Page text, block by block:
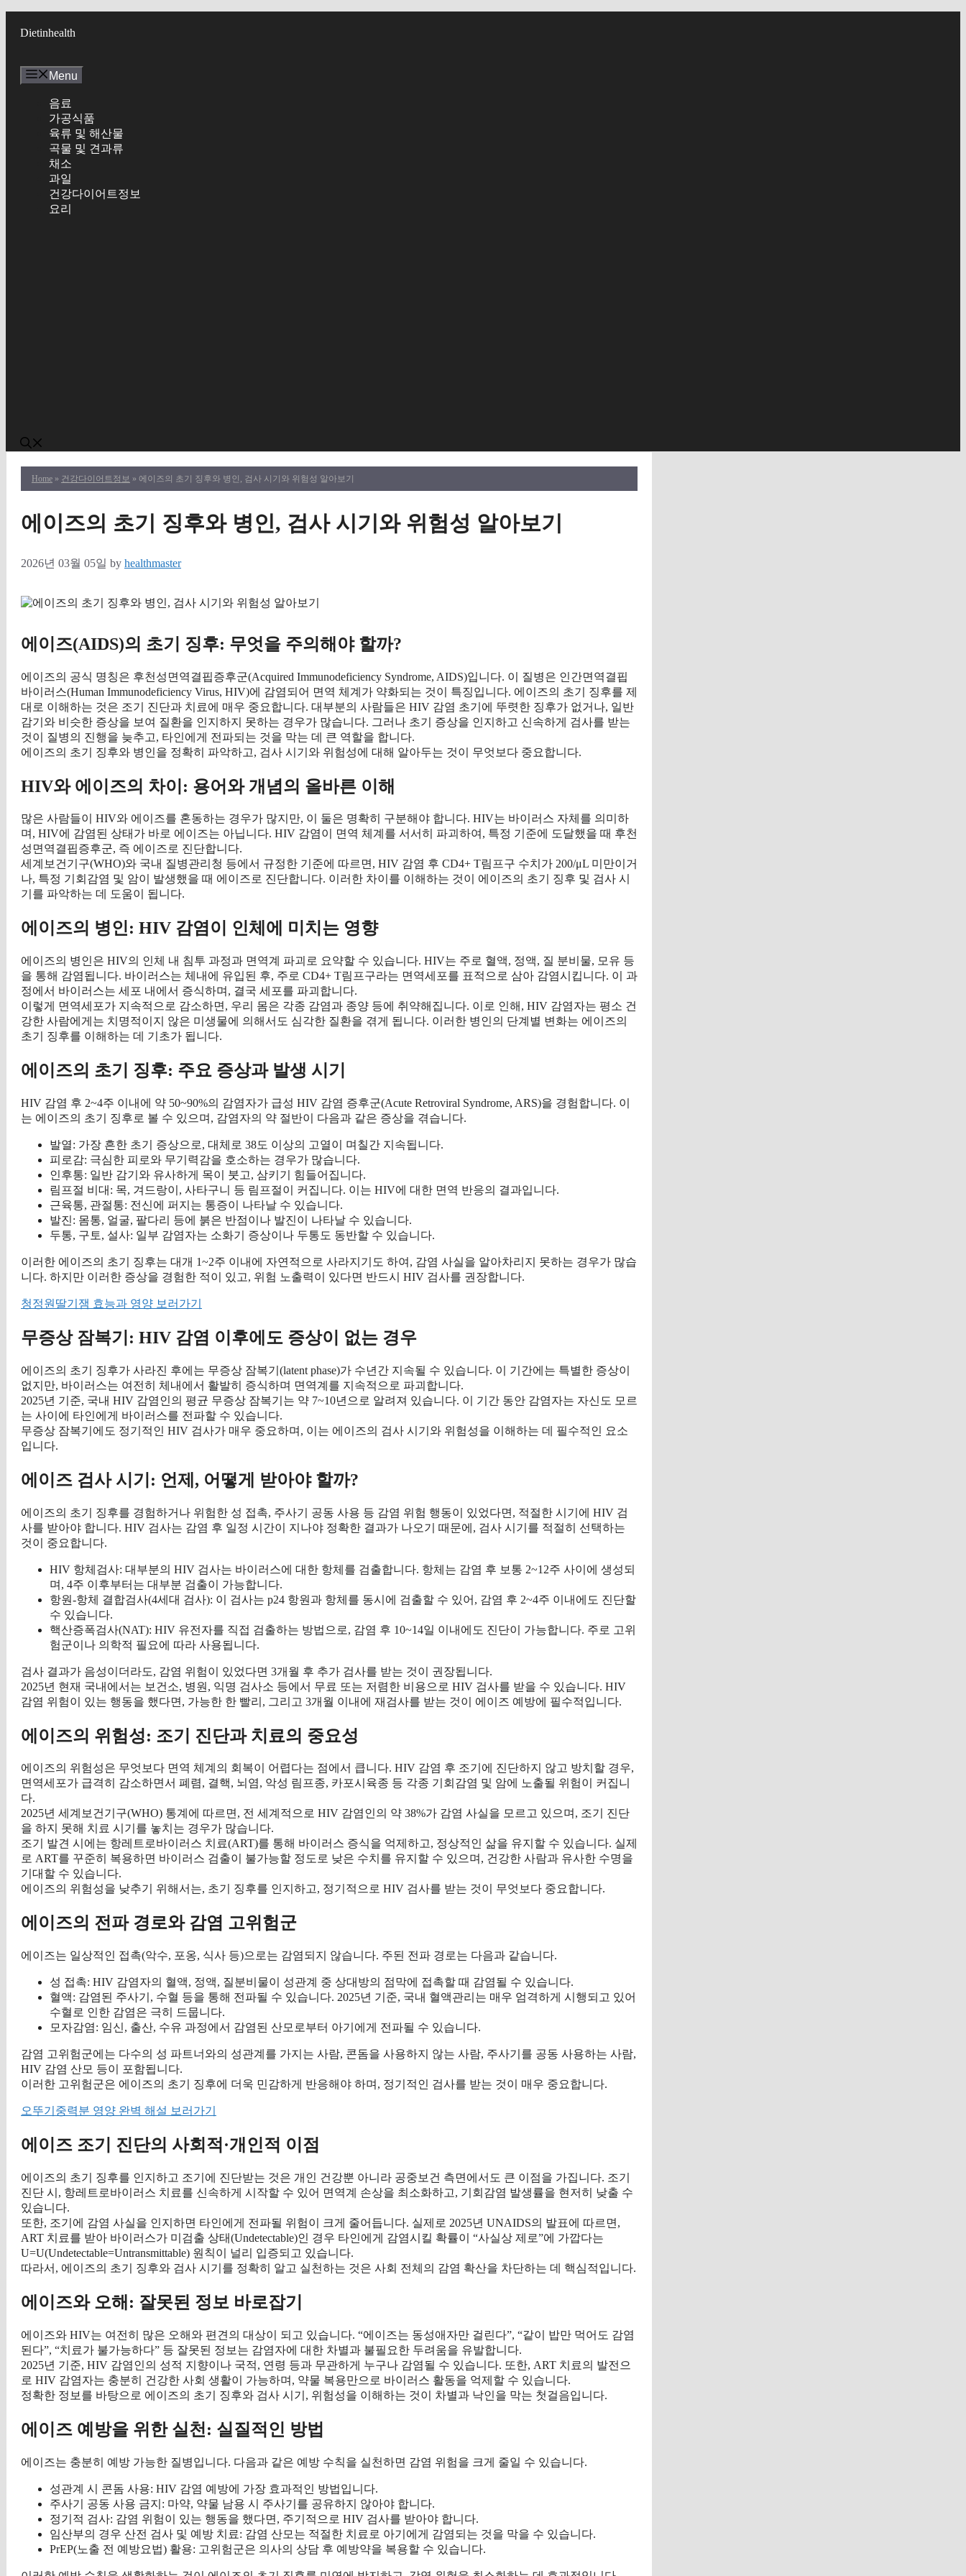
Dietinhealth
Menu
음료
가공식품
육류 및 해산물
곡물 및 견과류
채소
과일
건강다이어트정보
요리
Home » 건강다이어트정보 » 에이즈의 초기 징후와 병인, 검사 시기와 위험성 알아보기
에이즈의 초기 징후와 병인, 검사 시기와 위험성 알아보기
2026년 03월 05일 by healthmaster
에이즈(AIDS)의 초기 징후: 무엇을 주의해야 할까?
에이즈의 공식 명칭은 후천성면역결핍증후군(Acquired Immunodeficiency Syndrome, AIDS)입니다. 이 질병은 인간면역결핍
바이러스(Human Immunodeficiency Virus, HIV)에 감염되어 면역 체계가 약화되는 것이 특징입니다. 에이즈의 초기 징후를 제
대로 이해하는 것은 조기 진단과 치료에 매우 중요합니다. 대부분의 사람들은 HIV 감염 초기에 뚜렷한 징후가 없거나, 일반
감기와 비슷한 증상을 보여 질환을 인지하지 못하는 경우가 많습니다. 그러나 초기 증상을 인지하고 신속하게 검사를 받는
것이 질병의 진행을 늦추고, 타인에게 전파되는 것을 막는 데 큰 역할을 합니다.
에이즈의 초기 징후와 병인을 정확히 파악하고, 검사 시기와 위험성에 대해 알아두는 것이 무엇보다 중요합니다.
HIV와 에이즈의 차이: 용어와 개념의 올바른 이해
많은 사람들이 HIV와 에이즈를 혼동하는 경우가 많지만, 이 둘은 명확히 구분해야 합니다. HIV는 바이러스 자체를 의미하
며, HIV에 감염된 상태가 바로 에이즈는 아닙니다. HIV 감염이 면역 체계를 서서히 파괴하여, 특정 기준에 도달했을 때 후천
성면역결핍증후군, 즉 에이즈로 진단합니다.
세계보건기구(WHO)와 국내 질병관리청 등에서 규정한 기준에 따르면, HIV 감염 후 CD4+ T림프구 수치가 200/μL 미만이거
나, 특정 기회감염 및 암이 발생했을 때 에이즈로 진단합니다. 이러한 차이를 이해하는 것이 에이즈의 초기 징후 및 검사 시
기를 파악하는 데 도움이 됩니다.
에이즈의 병인: HIV 감염이 인체에 미치는 영향
에이즈의 병인은 HIV의 인체 내 침투 과정과 면역계 파괴로 요약할 수 있습니다. HIV는 주로 혈액, 정액, 질 분비물, 모유 등
을 통해 감염됩니다. 바이러스는 체내에 유입된 후, 주로 CD4+ T림프구라는 면역세포를 표적으로 삼아 감염시킵니다. 이 과
정에서 바이러스는 세포 내에서 증식하며, 결국 세포를 파괴합니다.
이렇게 면역세포가 지속적으로 감소하면, 우리 몸은 각종 감염과 종양 등에 취약해집니다. 이로 인해, HIV 감염자는 평소 건
강한 사람에게는 치명적이지 않은 미생물에 의해서도 심각한 질환을 겪게 됩니다. 이러한 병인의 단계별 변화는 에이즈의
초기 징후를 이해하는 데 기초가 됩니다.
에이즈의 초기 징후: 주요 증상과 발생 시기
HIV 감염 후 2~4주 이내에 약 50~90%의 감염자가 급성 HIV 감염 증후군(Acute Retroviral Syndrome, ARS)을 경험합니다. 이
는 에이즈의 초기 징후로 볼 수 있으며, 감염자의 약 절반이 다음과 같은 증상을 겪습니다.
발열: 가장 흔한 초기 증상으로, 대체로 38도 이상의 고열이 며칠간 지속됩니다.
피로감: 극심한 피로와 무기력감을 호소하는 경우가 많습니다.
인후통: 일반 감기와 유사하게 목이 붓고, 삼키기 힘들어집니다.
림프절 비대: 목, 겨드랑이, 사타구니 등 림프절이 커집니다. 이는 HIV에 대한 면역 반응의 결과입니다.
근육통, 관절통: 전신에 퍼지는 통증이 나타날 수 있습니다.
발진: 몸통, 얼굴, 팔다리 등에 붉은 반점이나 발진이 나타날 수 있습니다.
두통, 구토, 설사: 일부 감염자는 소화기 증상이나 두통도 동반할 수 있습니다.
이러한 에이즈의 초기 징후는 대개 1~2주 이내에 자연적으로 사라지기도 하여, 감염 사실을 알아차리지 못하는 경우가 많습
니다. 하지만 이러한 증상을 경험한 적이 있고, 위험 노출력이 있다면 반드시 HIV 검사를 권장합니다.
청정원딸기잼 효능과 영양 보러가기
무증상 잠복기: HIV 감염 이후에도 증상이 없는 경우
에이즈의 초기 징후가 사라진 후에는 무증상 잠복기(latent phase)가 수년간 지속될 수 있습니다. 이 기간에는 특별한 증상이
없지만, 바이러스는 여전히 체내에서 활발히 증식하며 면역계를 지속적으로 파괴합니다.
2025년 기준, 국내 HIV 감염인의 평균 무증상 잠복기는 약 7~10년으로 알려져 있습니다. 이 기간 동안 감염자는 자신도 모르
는 사이에 타인에게 바이러스를 전파할 수 있습니다.
무증상 잠복기에도 정기적인 HIV 검사가 매우 중요하며, 이는 에이즈의 검사 시기와 위험성을 이해하는 데 필수적인 요소
입니다.
에이즈 검사 시기: 언제, 어떻게 받아야 할까?
에이즈의 초기 징후를 경험하거나 위험한 성 접촉, 주사기 공동 사용 등 감염 위험 행동이 있었다면, 적절한 시기에 HIV 검
사를 받아야 합니다. HIV 검사는 감염 후 일정 시간이 지나야 정확한 결과가 나오기 때문에, 검사 시기를 적절히 선택하는
것이 중요합니다.
HIV 항체검사: 대부분의 HIV 검사는 바이러스에 대한 항체를 검출합니다. 항체는 감염 후 보통 2~12주 사이에 생성되
며, 4주 이후부터는 대부분 검출이 가능합니다.
항원-항체 결합검사(4세대 검사): 이 검사는 p24 항원과 항체를 동시에 검출할 수 있어, 감염 후 2~4주 이내에도 진단할
수 있습니다.
핵산증폭검사(NAT): HIV 유전자를 직접 검출하는 방법으로, 감염 후 10~14일 이내에도 진단이 가능합니다. 주로 고위
험군이나 의학적 필요에 따라 사용됩니다.
검사 결과가 음성이더라도, 감염 위험이 있었다면 3개월 후 추가 검사를 받는 것이 권장됩니다.
2025년 현재 국내에서는 보건소, 병원, 익명 검사소 등에서 무료 또는 저렴한 비용으로 HIV 검사를 받을 수 있습니다. HIV
감염 위험이 있는 행동을 했다면, 가능한 한 빨리, 그리고 3개월 이내에 재검사를 받는 것이 에이즈 예방에 필수적입니다.
에이즈의 위험성: 조기 진단과 치료의 중요성
에이즈의 위험성은 무엇보다 면역 체계의 회복이 어렵다는 점에서 큽니다. HIV 감염 후 조기에 진단하지 않고 방치할 경우,
면역세포가 급격히 감소하면서 폐렴, 결핵, 뇌염, 악성 림프종, 카포시육종 등 각종 기회감염 및 암에 노출될 위험이 커집니
다.
2025년 세계보건기구(WHO) 통계에 따르면, 전 세계적으로 HIV 감염인의 약 38%가 감염 사실을 모르고 있으며, 조기 진단
을 하지 못해 치료 시기를 놓치는 경우가 많습니다.
조기 발견 시에는 항레트로바이러스 치료(ART)를 통해 바이러스 증식을 억제하고, 정상적인 삶을 유지할 수 있습니다. 실제
로 ART를 꾸준히 복용하면 바이러스 검출이 불가능할 정도로 낮은 수치를 유지할 수 있으며, 건강한 사람과 유사한 수명을
기대할 수 있습니다.
에이즈의 위험성을 낮추기 위해서는, 초기 징후를 인지하고, 정기적으로 HIV 검사를 받는 것이 무엇보다 중요합니다.
에이즈의 전파 경로와 감염 고위험군
에이즈는 일상적인 접촉(악수, 포옹, 식사 등)으로는 감염되지 않습니다. 주된 전파 경로는 다음과 같습니다.
성 접촉: HIV 감염자의 혈액, 정액, 질분비물이 성관계 중 상대방의 점막에 접촉할 때 감염될 수 있습니다.
혈액: 감염된 주사기, 수혈 등을 통해 전파될 수 있습니다. 2025년 기준, 국내 혈액관리는 매우 엄격하게 시행되고 있어
수혈로 인한 감염은 극히 드뭅니다.
모자감염: 임신, 출산, 수유 과정에서 감염된 산모로부터 아기에게 전파될 수 있습니다.
감염 고위험군에는 다수의 성 파트너와의 성관계를 가지는 사람, 콘돔을 사용하지 않는 사람, 주사기를 공동 사용하는 사람,
HIV 감염 산모 등이 포함됩니다.
이러한 고위험군은 에이즈의 초기 징후에 더욱 민감하게 반응해야 하며, 정기적인 검사를 받는 것이 매우 중요합니다.
오뚜기중력분 영양 완벽 해설 보러가기
에이즈 조기 진단의 사회적·개인적 이점
에이즈의 초기 징후를 인지하고 조기에 진단받는 것은 개인 건강뿐 아니라 공중보건 측면에서도 큰 이점을 가집니다. 조기
진단 시, 항레트로바이러스 치료를 신속하게 시작할 수 있어 면역계 손상을 최소화하고, 기회감염 발생률을 현저히 낮출 수
있습니다.
또한, 조기에 감염 사실을 인지하면 타인에게 전파될 위험이 크게 줄어듭니다. 실제로 2025년 UNAIDS의 발표에 따르면,
ART 치료를 받아 바이러스가 미검출 상태(Undetectable)인 경우 타인에게 감염시킬 확률이 “사실상 제로”에 가깝다는
U=U(Undetectable=Untransmittable) 원칙이 널리 입증되고 있습니다.
따라서, 에이즈의 초기 징후와 검사 시기를 정확히 알고 실천하는 것은 사회 전체의 감염 확산을 차단하는 데 핵심적입니다.
에이즈와 오해: 잘못된 정보 바로잡기
에이즈와 HIV는 여전히 많은 오해와 편견의 대상이 되고 있습니다. “에이즈는 동성애자만 걸린다”, “같이 밥만 먹어도 감염
된다”, “치료가 불가능하다” 등 잘못된 정보는 감염자에 대한 차별과 불필요한 두려움을 유발합니다.
2025년 기준, HIV 감염인의 성적 지향이나 국적, 연령 등과 무관하게 누구나 감염될 수 있습니다. 또한, ART 치료의 발전으
로 HIV 감염자는 충분히 건강한 사회 생활이 가능하며, 약물 복용만으로 바이러스 활동을 억제할 수 있습니다.
정확한 정보를 바탕으로 에이즈의 초기 징후와 검사 시기, 위험성을 이해하는 것이 차별과 낙인을 막는 첫걸음입니다.
에이즈 예방을 위한 실천: 실질적인 방법
에이즈는 충분히 예방 가능한 질병입니다. 다음과 같은 예방 수칙을 실천하면 감염 위험을 크게 줄일 수 있습니다.
성관계 시 콘돔 사용: HIV 감염 예방에 가장 효과적인 방법입니다.
주사기 공동 사용 금지: 마약, 약물 남용 시 주사기를 공유하지 않아야 합니다.
정기적 검사: 감염 위험이 있는 행동을 했다면, 주기적으로 HIV 검사를 받아야 합니다.
임산부의 경우 산전 검사 및 예방 치료: 감염 산모는 적절한 치료로 아기에게 감염되는 것을 막을 수 있습니다.
PrEP(노출 전 예방요법) 활용: 고위험군은 의사의 상담 후 예방약을 복용할 수 있습니다.